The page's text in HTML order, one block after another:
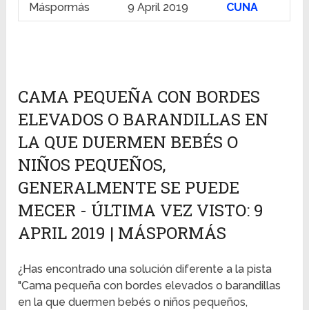
Máspormás 9 April 2019 CUNA
CAMA PEQUEÑA CON BORDES
ELEVADOS O BARANDILLAS EN
LA QUE DUERMEN BEBÉS O
NIÑOS PEQUEÑOS,
GENERALMENTE SE PUEDE
MECER - ÚLTIMA VEZ VISTO: 9
APRIL 2019 | MÁSPORMÁS
¿Has encontrado una solución diferente a la pista
"Cama pequeña con bordes elevados o barandillas
en la que duermen bebés o niños pequeños,